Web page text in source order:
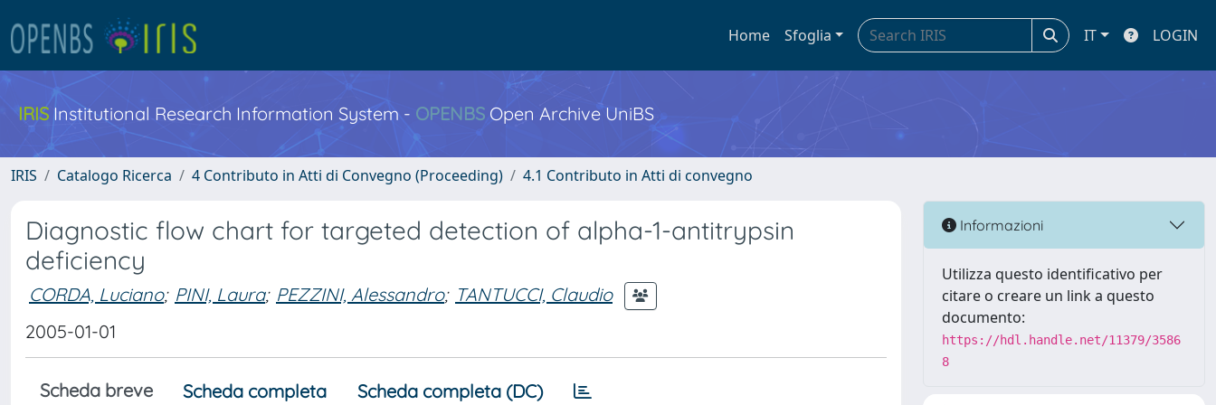
Home Sfoglia IT LOGIN
IRIS Institutional Research Information System - OPENBS Open Archive UniBS
IRIS Catalogo Ricerca 4 Contributo in Atti di Convegno (Proceeding) 4.1 Contributo in Atti di convegno
Diagnostic flow chart for targeted detection of alpha-1-antitrypsin
deficiency
CORDA, Luciano; PINI, Laura; PEZZINI, Alessandro; TANTUCCI, Claudio
2005-01-01
Scheda breve Scheda completa Scheda completa (DC)
Informazioni
Utilizza questo identificativo per
citare o creare un link a questo
documento:
https://hdl.handle.net/11379/3586
8